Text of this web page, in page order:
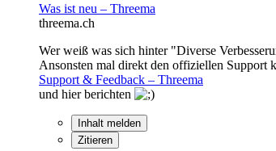
Was ist neu – Threema
threema.ch
Wer weiß was sich hinter "Diverse
Ansonsten mal direkt den offiziellen Support
Support & Feedback – Threema
und hier berichten
Inhalt melden
Zitieren